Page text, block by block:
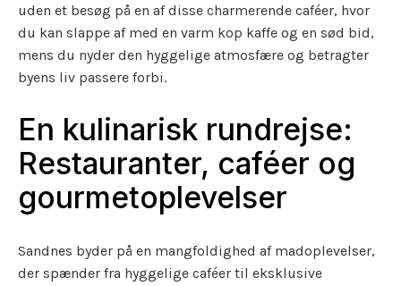
uden et besøg på en af disse charmerende caféer, hvor
du kan slappe af med en varm kop kaffe og en sød bid,
mens du nyder den hyggelige atmosfære og betragter
byens liv passere forbi.
En kulinarisk rundrejse:
Restauranter, caféer og
gourmetoplevelser
Sandnes byder på en mangfoldighed af madoplevelser,
der spænder fra hyggelige caféer til eksklusive